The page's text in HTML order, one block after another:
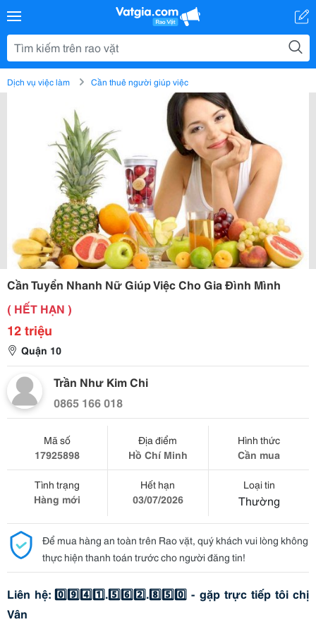
Dịch vụ việc làm Cần thuê người giúp việc
Cần Tuyển Nhanh Nữ Giúp Việc Cho Gia Đình Mình
( HẾT HẠN )
12 triệu
Quận 10
Trần Như Kim Chi
0865 166 018
Mã số
17925898
Địa điểm
Hồ Chí Minh
Hình thức
Cần mua
Tình trạng
Hàng mới
Hết hạn
03/07/2026
Loại tin
Thường
Để mua hàng an toàn trên Rao vặt, quý khách vui lòng không
thực hiện thanh toán trước cho người đăng tin!
Liên hệ: 0️⃣9️⃣4️⃣1️⃣.5️⃣6️⃣2️⃣.8️⃣5️⃣0️⃣ - gặp trực tiếp tôi chị
Vân